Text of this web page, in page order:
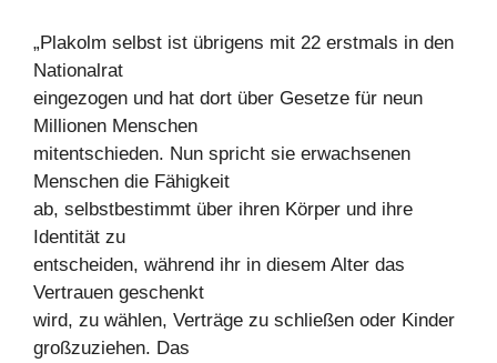
„Plakolm selbst ist übrigens mit 22 erstmals in den
Nationalrat
eingezogen und hat dort über Gesetze für neun
Millionen Menschen
mitentschieden. Nun spricht sie erwachsenen
Menschen die Fähigkeit
ab, selbstbestimmt über ihren Körper und ihre
Identität zu
entscheiden, während ihr in diesem Alter das
Vertrauen geschenkt
wird, zu wählen, Verträge zu schließen oder Kinder
großzuziehen. Das